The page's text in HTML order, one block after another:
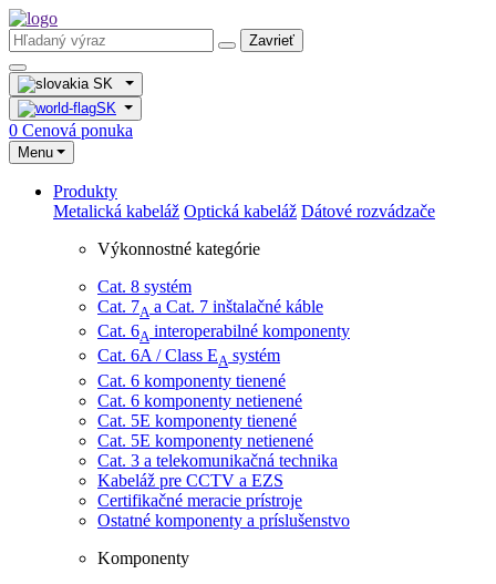
Zavrieť
SK
SK
0 Cenová ponuka
Menu
Produkty
Metalická kabeláž Optická kabeláž Dátové rozvádzače
Výkonnostné kategórie
Cat. 8 systém
Cat. 7A ​ a Cat. 7 inštalačné káble
Cat. 6A interoperabilné komponenty
Cat. 6A / Class EA systém
Cat. 6 komponenty tienené
Cat. 6 komponenty netienené
Cat. 5E komponenty tienené
Cat. 5E komponenty netienené
Cat. 3 a telekomunikačná technika
Kabeláž pre CCTV a EZS
Certifikačné meracie prístroje
Ostatné komponenty a príslušenstvo
Komponenty